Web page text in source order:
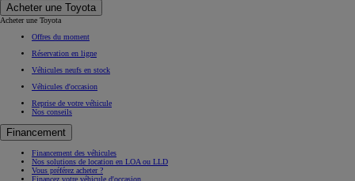
Acheter une Toyota
Acheter une Toyota
Offres du moment
Réservation en ligne
Véhicules neufs en stock
Véhicules d'occasion
Reprise de votre véhicule
Nos conseils
Financement
Financement des véhicules
Nos solutions de location en LOA ou LLD
Vous préférez acheter ?
Financez votre véhicule d'occasion